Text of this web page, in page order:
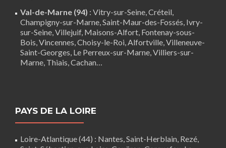
Val-de-Marne (94) : Vitry-sur-Seine,Créteil,
Champigny-sur-Marne, Saint-Maur-des-Fossés, Ivry-
sur-Seine, Villejuif, Maisons-Alfort, Fontenay-sous-
Bois,Vincennes, Choisy-le-Roi, Alfortville, Villeneuve-
Saint-Georges, Le Perreux-sur-Marne, Villiers-sur-
Marne, Thiais, Cachan…
PAYS DE LA LOIRE
Loire-Atlantique (44) : Nantes,Saint-Herblain, Rezé,